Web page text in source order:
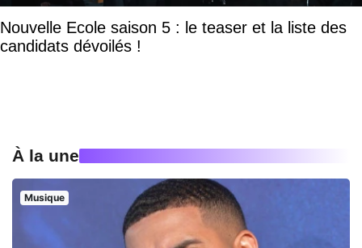
Nouvelle Ecole saison 5 : le teaser et la liste des
candidats dévoilés !
À la une
Musique